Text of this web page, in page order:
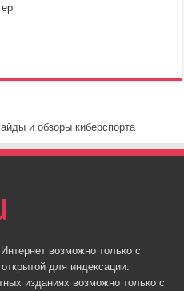
и обзоры киберспорта
возможно только с
для индексации.
изданиях возможно только с